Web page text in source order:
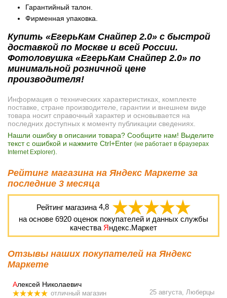
Гарантийный талон.
Фирменная упаковка.
Купить «ЕгерьКам Снайпер 2.0» с быстрой
доставкой по Москве и всей России.
Фотоловушка «ЕгерьКам Снайпер 2.0» по
минимальной розничной цене
производителя!
Информация о технических характеристиках, комплекте
поставке, стране производителе, гарантии и внешнем виде
товара носит справочный характер и основывается на
последних доступных к моменту публикации сведениях.
Нашли ошибку в описании товара? Сообщите нам! Выделите
текст с ошибкой и нажмите Ctrl+Enter (не работает в браузерах
Internet Explorer)
Рейтинг магазина на Яндекс Маркете за
последние 3 месяца
Рейтинг магазина 4,8
на основе 6920 оценок покупателей и данных службы
качества Яндекс.Маркет
Отзывы наших покупателей на Яндекс
Маркете
Алексей Николаевич
отличный магазин 25 августа, Люберцы